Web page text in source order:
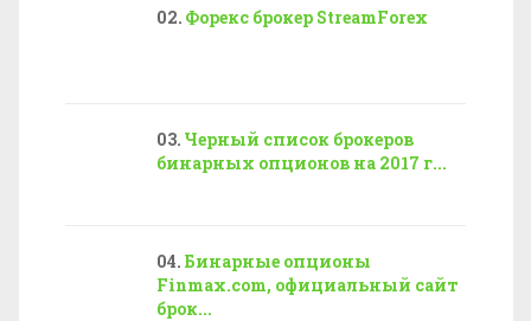
Форекс брокер StreamForex
Черный список брокеров
бинарных опционов на 2017 г...
Бинарные опционы
Finmax.com, официальный сайт
брок...